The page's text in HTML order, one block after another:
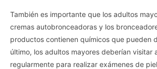
Personal Data Processing Opt Outs
I want to opt-out of the Sharing of my
personal data.
Opted In
También es importante que los adultos
cremas autobronceadoras y los
productos contienen químicos que pueden
último, los adultos mayores deberían visitar
regularmente para realizar exámenes de